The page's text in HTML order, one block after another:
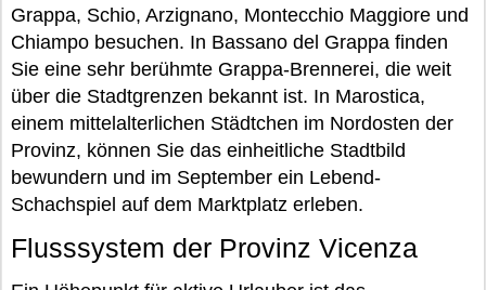
Grappa, Schio, Arzignano, Montecchio Maggiore und
Chiampo besuchen. In Bassano del Grappa finden
Sie eine sehr berühmte Grappa-Brennerei, die weit
über die Stadtgrenzen bekannt ist. In Marostica,
einem mittelalterlichen Städtchen im Nordosten der
Provinz, können Sie das einheitliche Stadtbild
bewundern und im September ein Lebend-
Schachspiel auf dem Marktplatz erleben.
Flusssystem der Provinz Vicenza